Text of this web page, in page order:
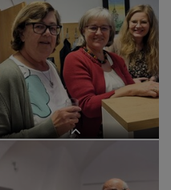
im BEGEGNUNGSzentrum